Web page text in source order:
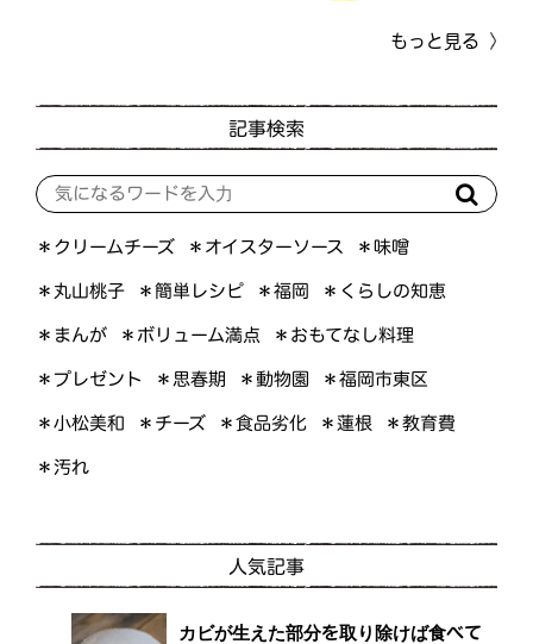
もっと見る
記事検索
＊クリームチーズ ＊オイスターソース ＊味噌
＊丸山桃子 ＊簡単レシピ ＊福岡 ＊くらしの知恵
＊まんが ＊ボリューム満点 ＊おもてなし料理
＊プレゼント ＊思春期 ＊動物園 ＊福岡市東区
＊小松美和 ＊チーズ ＊食品劣化 ＊蓮根 ＊教育費
＊汚れ
人気記事
カビが生えた部分を取り除けば食べて